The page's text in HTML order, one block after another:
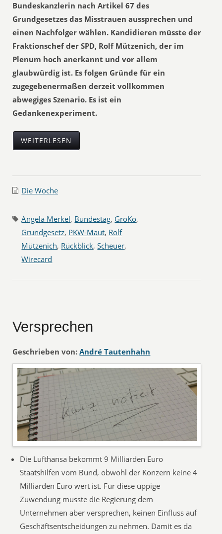
Bundeskanzlerin nach Artikel 67 des
Grundgesetzes das Misstrauen aussprechen und
einen Nachfolger wählen. Kandidieren müsste der
Fraktionschef der SPD, Rolf Mützenich, der im
Plenum hoch anerkannt und vor allem
glaubwürdig ist. Es folgen Gründe für ein
zugegebenermaßen derzeit vollkommen
abwegiges Szenario. Es ist ein
Gedankenexperiment.
WEITERLESEN
Die Woche
Angela Merkel, Bundestag, GroKo,
Grundgesetz, PKW-Maut, Rolf
Mützenich, Rückblick,Scheuer,
Wirecard
Versprechen
Geschrieben von: André Tautenhahn
Die Lufthansa bekommt 9 Milliarden Euro
Staatshilfen vom Bund, obwohl der Konzern keine 4
Milliarden Euro wert ist. Für diese üppige
Zuwendung musste die Regierung dem
Unternehmen aber versprechen, keinen Einfluss auf
Geschäftsentscheidungen zu nehmen. Damit es da